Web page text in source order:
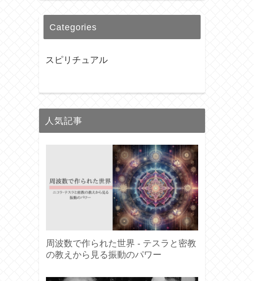
Categories
スピリチュアル
人気記事
周波数で作られた世界 - テスラと密教
の教えから見る振動のパワー